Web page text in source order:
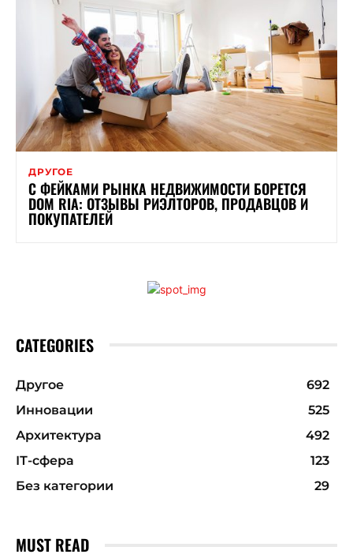
ДРУГОЕ
С ФЕЙКАМИ РЫНКА НЕДВИЖИМОСТИ БОРЕТСЯ
DOM RIA: ОТЗЫВЫ РИЭЛТОРОВ, ПРОДАВЦОВ И
ПОКУПАТЕЛЕЙ
CATEGORIES
Другое
692
Инновации
525
Архитектура
492
ІТ-сфера
123
Без категории
29
MUST READ